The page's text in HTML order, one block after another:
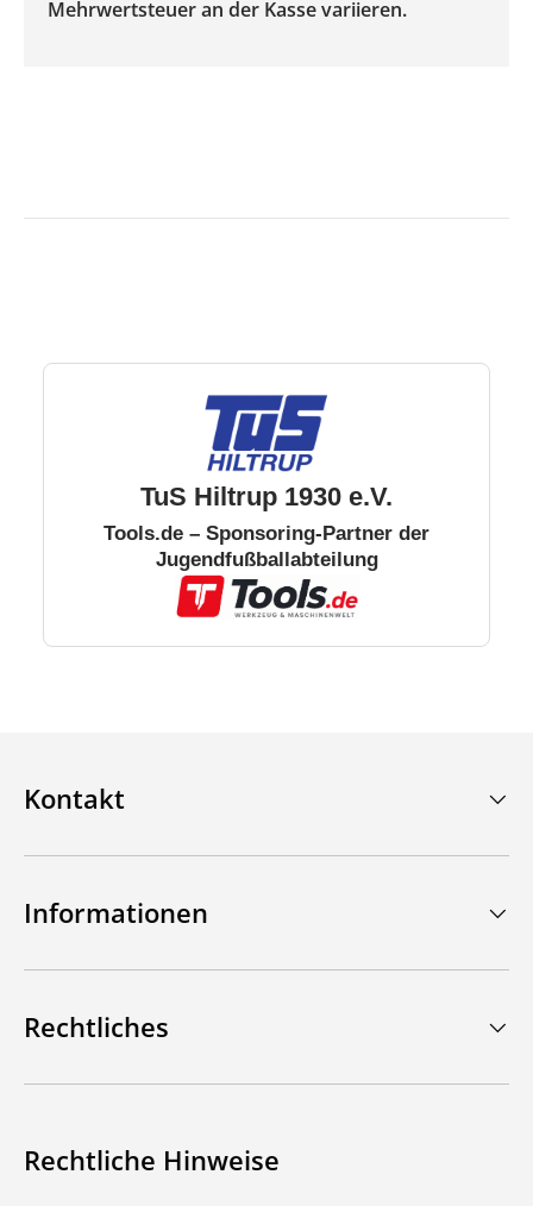
Mehrwertsteuer an der Kasse variieren.
TuS Hiltrup 1930 e.V.
Tools.de – Sponsoring-Partner der
Jugendfußballabteilung
Kontakt
Informationen
Rechtliches
Rechtliche Hinweise